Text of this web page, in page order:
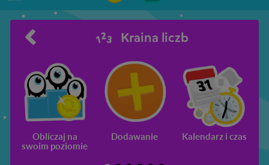
Kraina liczb
Obliczaj na
swoim poziomie
Dodawanie
Kalendarz i czas